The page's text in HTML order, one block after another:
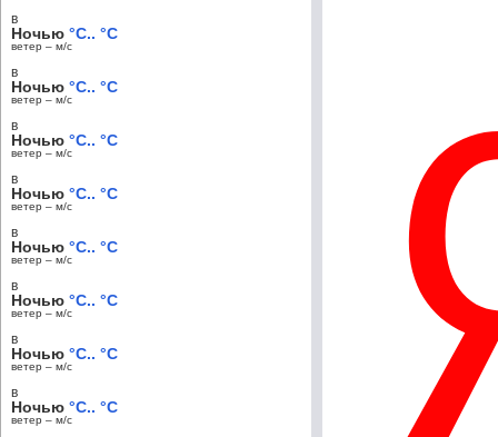
в
Ночью °C.. °C
ветер – м/c
в
Ночью °C.. °C
ветер – м/c
в
Ночью °C.. °C
ветер – м/c
в
Ночью °C.. °C
ветер – м/c
в
Ночью °C.. °C
ветер – м/c
в
Ночью °C.. °C
ветер – м/c
в
Ночью °C.. °C
ветер – м/c
в
Ночью °C.. °C
ветер – м/c